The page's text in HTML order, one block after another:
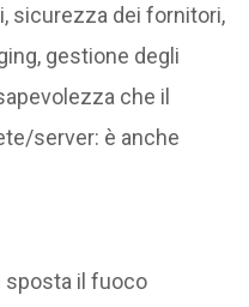
sicurezza dei fornitori,
gestione degli
che il
server: è anche
sposta il fuoco